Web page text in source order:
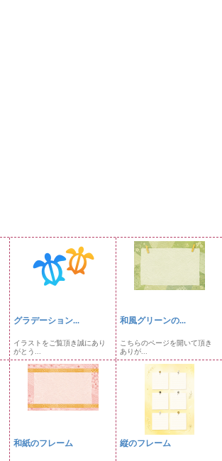
グラデーション...
イラストをご覧頂き誠にあり
がとう...
和風グリーンの...
こちらのページを開いて頂き
ありが...
和紙のフレーム 縦のフレーム